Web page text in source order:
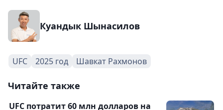
Куандык Шынасилов
UFC 2025 год Шавкат Рахмонов
Читайте также
UFC потратит 60 млн долларов на